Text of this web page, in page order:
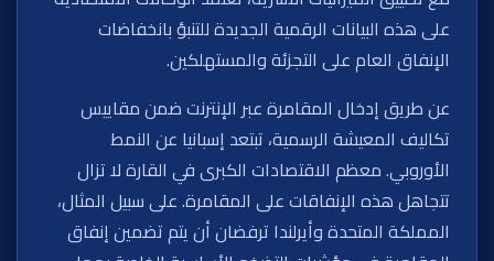
على هذه البيانات الرقمية الجديدة للتنبؤ بانخفاضات
الإنفاق العام على التجزئة والمستهلكين.
عن طريق إدخال المقامرة عبر الإنترنت ضمن مقاييس
تكاليف المعيشة الرسمية، تبتعد إسبانيا عن النمط
الأوروبي. معظم الاقتصادات الكبرى في القارة لا تزال
تتجاهل هذه الإنفاقات على المقامرة. على سبيل المثال،
المملكة المتحدة وأيرلندا ترفضان أن يتم تضمين إنفاق